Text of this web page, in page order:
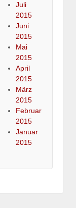
Juli
2015
Juni
2015
Mai
2015
April
2015
März
2015
Februar
2015
Januar
2015